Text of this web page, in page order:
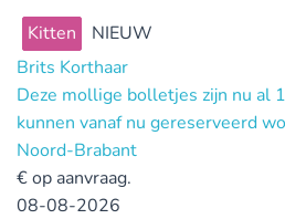
Kitten
NIEUW
Brits Korthaar
Deze mollige bolletjes zijn nu al
kunnen vanaf nu gereserveerd
Noord-Brabant
€op aanvraag.
08-08-2026